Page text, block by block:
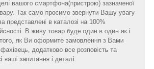
вашого смартфона(пристрою) зазначеної
Так само просимо звернути Вашу увагу
представлені в каталозі на 100%
В живу товар буде один в один як і
як Ви оформите замовлення з Вами
додатково все розповість та
ваші запитання і деталі.